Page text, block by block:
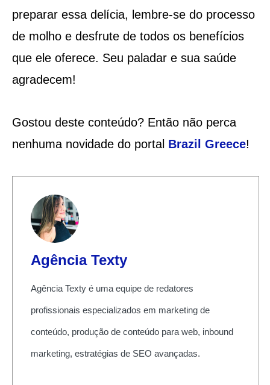
preparar essa delícia, lembre-se do processo
de molho e desfrute de todos os benefícios
que ele oferece. Seu paladar e sua saúde
agradecem!
Gostou deste conteúdo? Então não perca
nenhuma novidade do portal Brazil Greece!
Agência Texty
Agência Texty é uma equipe de redatores
profissionais especializados em marketing de
conteúdo, produção de conteúdo para web, inbound
marketing, estratégias de SEO avançadas.